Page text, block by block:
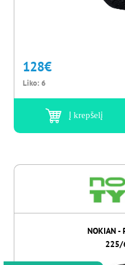
128€
Liko:6
Į krepšelį
NOKIAN -
225/